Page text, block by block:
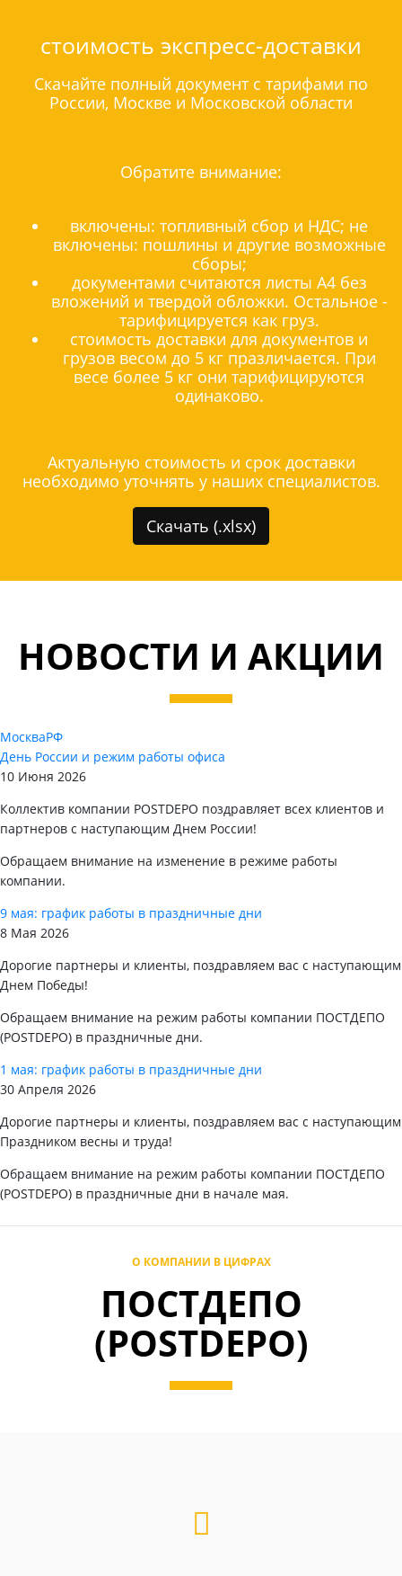
стоимость экспресс-доставки
Скачайте полный документ с тарифами по
России, Москве и Московской области
Обратите внимание:
включены: топливный сбор и НДС; не
включены: пошлины и другие возможные
сборы;
документами считаются листы А4 без
вложений и твердой обложки. Остальное -
тарифицируется как груз.
стоимость доставки для документов и
грузов весом до 5 кг празличается. При
весе более 5 кг они тарифицируются
одинаково.
Актуальную стоимость и срок доставки
необходимо уточнять у наших специалистов.
Скачать (.xlsx)
НОВОСТИ И АКЦИИ
МоскваРФ
День России и режим работы офиса
10 Июня 2026
Коллектив компании POSTDEPO поздравляет всех клиентов и
партнеров с наступающим Днем России!
Обращаем внимание на изменение в режиме работы
компании.
9 мая: график работы в праздничные дни
8 Мая 2026
Дорогие партнеры и клиенты, поздравляем вас с наступающим
Днем Победы!
Обращаем внимание на режим работы компании ПОСТДЕПО
(POSTDEPO) в праздничные дни.
1 мая: график работы в праздничные дни
30 Апреля 2026
Дорогие партнеры и клиенты, поздравляем вас с наступающим
Праздником весны и труда!
Обращаем внимание на режим работы компании ПОСТДЕПО
(POSTDEPO) в праздничные дни в начале мая.
О КОМПАНИИ В ЦИФРАХ
ПОСТДЕПО
(POSTDEPO)